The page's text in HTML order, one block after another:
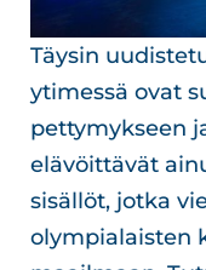
Täysin
ytimessä ovat
pettymykseen
elävöittävät
sisällöt, jotka
olympialaisten